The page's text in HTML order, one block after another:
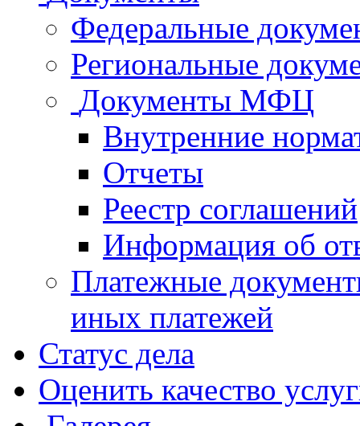
Федеральные
Региональные
Документы МФЦ
Внутренние
Отчеты
Реестр соглашений
Информация об
Платежные
иных платежей
Статус дела
Оценить качество